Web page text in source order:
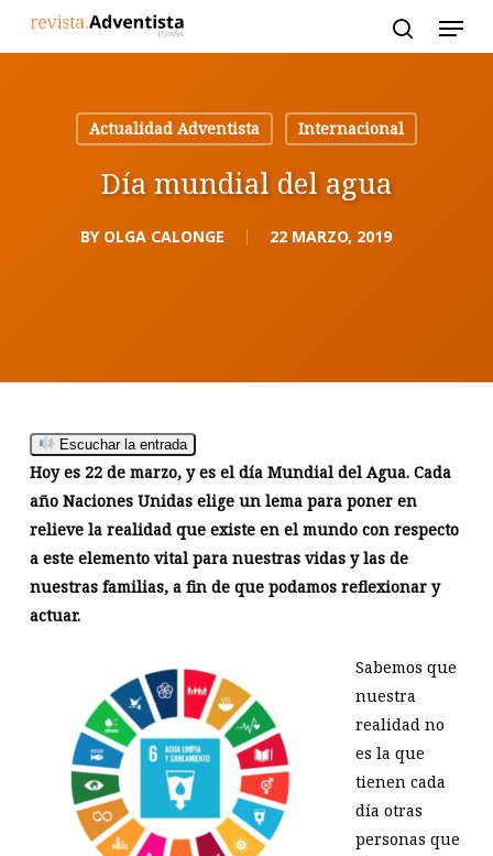
Actualidad Adventista
Internacional
Día mundial del agua
BY OLGA CALONGE 22 MARZO, 2019
Escuchar la entrada
Hoy es 22 de marzo, y es el día Mundial del Agua. Cada
año Naciones Unidas elige un lema para poner en
relieve la realidad que existe en el mundo con respecto
a este elemento vital para nuestras vidas y las de
nuestras familias, a fin de que podamos reflexionar y
actuar.
Sabemos que
nuestra
realidad no
es la que
tienen cada
día otras
personas que